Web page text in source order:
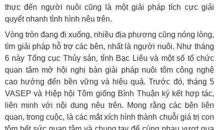
thực đến người nuôi cũng là một giải pháp tích cực giải
quyết nhanh tình hình nêu trên.
Vòng tròn đang đi xuống, nhiều địa phương cũng nóng lòng,
tìm giải pháp hỗ trợ các bên, nhất là người nuôi. Như tháng
6 này Tổng cục Thủy sản, tỉnh Bạc Liêu và một số tổ chức
quan tâm mở hội nghị bàn giải pháp nuôi tôm công nghệ
cao hướng đến bền vững và hiệu quả. Trước đó, tháng 5
VASEP và Hiệp hội Tôm giống Bình Thuận ký kết hợp tác,
liên minh với nội dung nêu trên. Mong rằng các bên liên
quan, trong cuộc, là các mắt xích hình thành chuỗi giá trị con